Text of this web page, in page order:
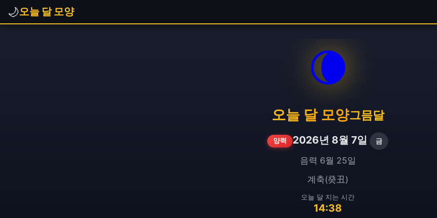
🌙오늘 달 모양
🌘
오늘 달 모양그믐달
양력 2026년 8월 7일 금
음력 6월 25일
계축(癸丑)
오늘 달 지는 시간
14:38